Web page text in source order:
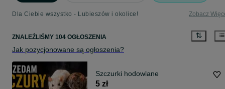
Dla Ciebie wszystko - Lubieszów i okolice! Zobacz
ZNALEŹLIŚMY 104 OGŁOSZENIA
Jak pozycjonowane są ogłoszenia?
Szczurki hodowlane
5 zł